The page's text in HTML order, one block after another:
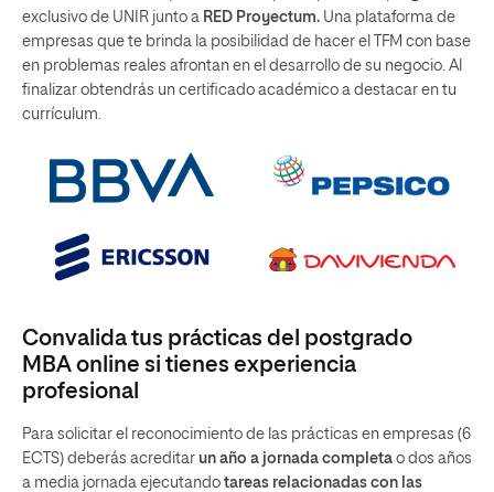
exclusivo de UNIR junto a RED Proyectum. Una plataforma de
empresas que te brinda la posibilidad de hacer el TFM con base
en problemas reales afrontan en el desarrollo de su negocio. Al
finalizar obtendrás un certificado académico a destacar en tu
currículum.
Convalida tus prácticas del postgrado
MBA online si tienes experiencia
profesional
Para solicitar el reconocimiento de las prácticas en empresas (6
ECTS) deberás acreditar un año a jornada completa o dos años
a media jornada ejecutando tareas relacionadas con las